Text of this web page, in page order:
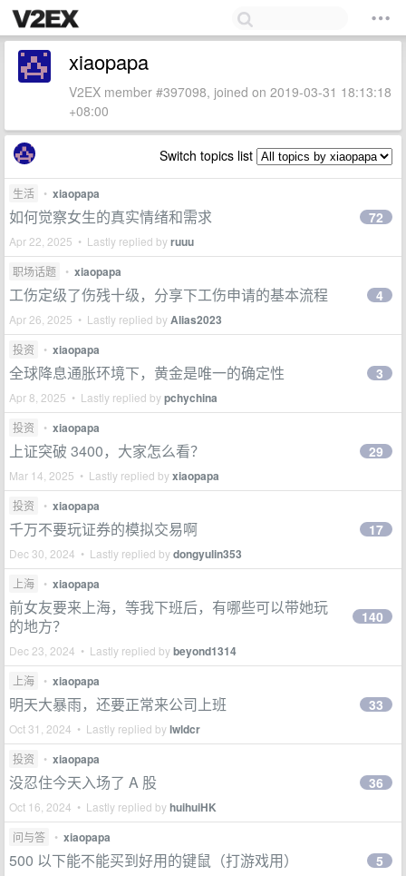
xiaopapa
V2EX member #397098, joined on 2019-03-31 18:13:18
+08:00
Switch topics list
生活 • xiaopapa
如何觉察女生的真实情绪和需求
Apr 22, 2025 • Lastly replied byruuu
72
职场话题 • xiaopapa
工伤定级了伤残十级，分享下工伤申请的基本流程
Apr 26, 2025 • Lastly replied byAlias2023
4
投资 • xiaopapa
全球降息通胀环境下，黄金是唯一的确定性
Apr 8, 2025 • Lastly replied bypchychina
3
投资 • xiaopapa
上证突破 3400，大家怎么看？
Mar 14, 2025 • Lastly replied byxiaopapa
29
投资 • xiaopapa
千万不要玩证券的模拟交易啊
Dec 30, 2024 • Lastly replied bydongyulin353
17
上海 • xiaopapa
前女友要来上海，等我下班后，有哪些可以带她玩
的地方？
Dec 23, 2024 • Lastly replied bybeyond1314
140
上海 • xiaopapa
明天大暴雨，还要正常来公司上班
Oct 31, 2024 • Lastly replied bylwldcr
33
投资 • xiaopapa
没忍住今天入场了 A 股
Oct 16, 2024 • Lastly replied byhuihuiHK
36
问与答 • xiaopapa
500 以下能不能买到好用的键鼠（打游戏用） 5